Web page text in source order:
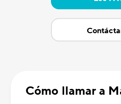
Cómo llamar a